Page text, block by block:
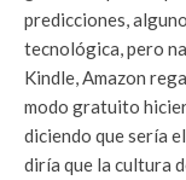
predicciones,
tecnológica, pero
Kindle, Amazon
modo gratuito
diciendo que sería
diría que la cultura